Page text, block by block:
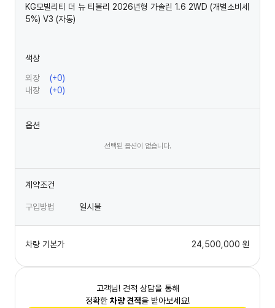
KG모빌리티 더 뉴 티볼리 2026년형 가솔린 1.6 2WD (개별소비세
5%) V3 (자동)
색상
외장
(+0)
내장
(+0)
옵션
선택된 옵션이 없습니다.
계약조건
구입방법 일시불
차량 기본가 24,500,000 원
고객님! 견적 상담을 통해
정확한 차량 견적을 받아보세요!